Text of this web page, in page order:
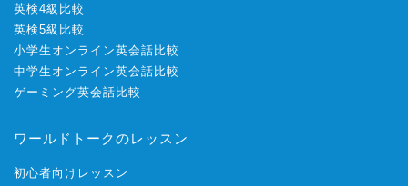
英検4級比較
英検5級比較
小学生オンライン英会話比較
中学生オンライン英会話比較
ゲーミング英会話比較
ワールドトークのレッスン
初心者向けレッスン